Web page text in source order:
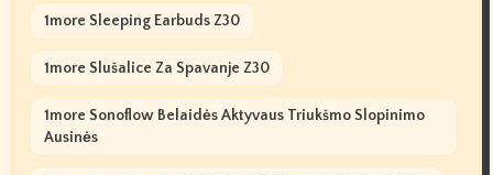
1more Sleeping Earbuds Z30
1more Slušalice Za Spavanje Z30
1more Sonoflow Belaidės Aktyvaus Triukšmo Slopinimo
Ausinės